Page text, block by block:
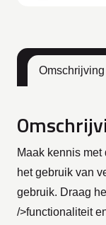
Omschrijving
Maak kennis
het gebruik van
gebruik. Draag
/>functionaliteit